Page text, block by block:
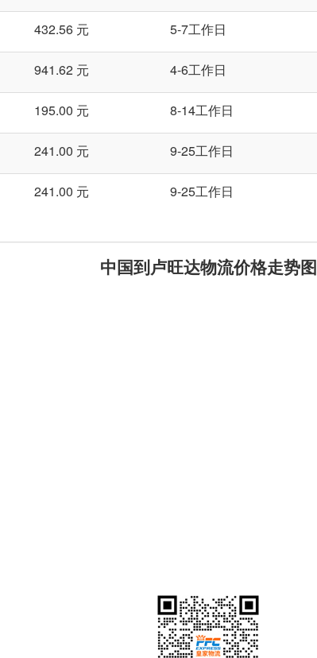
432.56 元 5-7工作日
941.62 元 4-6工作日
195.00 元 8-14工作日
241.00 元 9-25工作日
241.00 元 9-25工作日
中国到卢旺达物流价格走势图